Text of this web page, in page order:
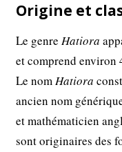
Origine et
Le genreHatiora
et comprend environ
Le nomHatiora
ancien nom
et mathématicien
sont originaires des